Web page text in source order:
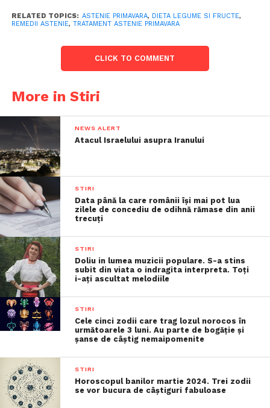
RELATED TOPICS: ASTENIE PRIMAVARA, DIETA LEGUME SI FRUCTE,
REMEDII ASTENIE, TRATAMENT ASTENIE PRIMAVARA
CLICK TO COMMENT
More in Stiri
NEWS ALERT
Atacul Israelului asupra Iranului
STIRI
Data până la care românii îşi mai pot lua
zilele de concediu de odihnă rămase din anii
trecuţi
STIRI
Doliu in lumea muzicii populare. S-a stins
subit din viata o indragita interpreta. Toți
i-ați ascultat melodiile
STIRI
Cele cinci zodii care trag lozul norocos în
următoarele 3 luni. Au parte de bogăție și
șanse de câștig nemaipomenite
STIRI
Horoscopul banilor martie 2024. Trei zodii
se vor bucura de câștiguri fabuloase